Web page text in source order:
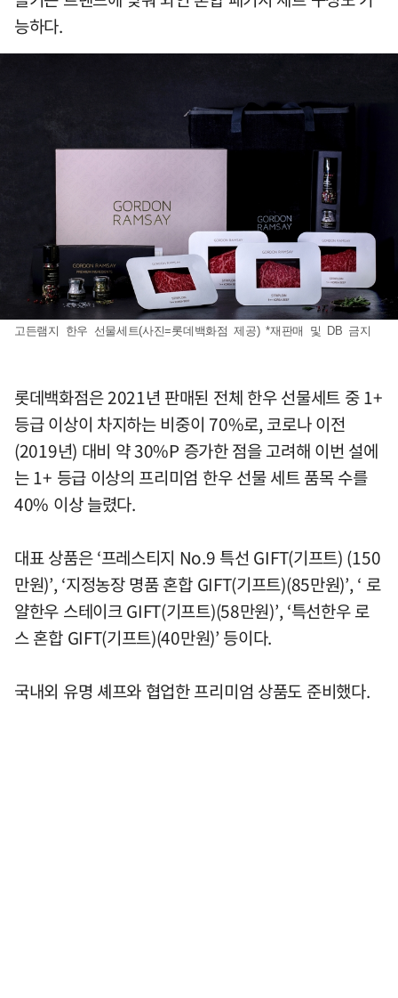
능하다.
고든램지 한우 선물세트(사진=롯데백화점 제공) *재판매 및 DB 금지
롯데백화점은 2021년 판매된 전체 한우 선물세트 중 1+
등급 이상이 차지하는 비중이 70%로, 코로나 이전
(2019년) 대비 약 30%P 증가한 점을 고려해 이번 설에
는 1+ 등급 이상의 프리미엄 한우 선물 세트 품목 수를
40% 이상 늘렸다.
대표 상품은 ‘프레스티지 No.9 특선 GIFT(기프트) (150
만원)’, ‘지정농장 명품 혼합 GIFT(기프트)(85만원)’, ‘ 로
얄한우 스테이크 GIFT(기프트)(58만원)’, ‘특선한우 로
스 혼합 GIFT(기프트)(40만원)’ 등이다.
국내외 유명 셰프와 협업한 프리미엄 상품도 준비했다.